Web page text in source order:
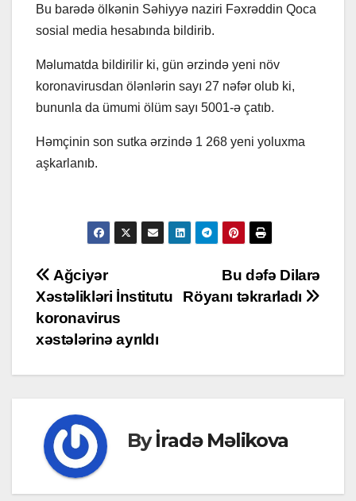
Bu barədə ölkənin Səhiyyə naziri Fəxrəddin Qoca
sosial media hesabında bildirib.
Məlumatda bildirilir ki, gün ərzində yeni növ
koronavirusdan ölənlərin sayı 27 nəfər olub ki,
bununla da ümumi ölüm sayı 5001-ə çatıb.
Həmçinin son sutka ərzində 1 268 yeni yoluxma
aşkarlanıb.
Post
navigation
Bu dəfə Dilarə
Röyanı təkrarladı
Ağciyər
Xəstəlikləri İnstitutu
koronavirus
xəstələrinə ayrıldı
Byİradə Məlikova